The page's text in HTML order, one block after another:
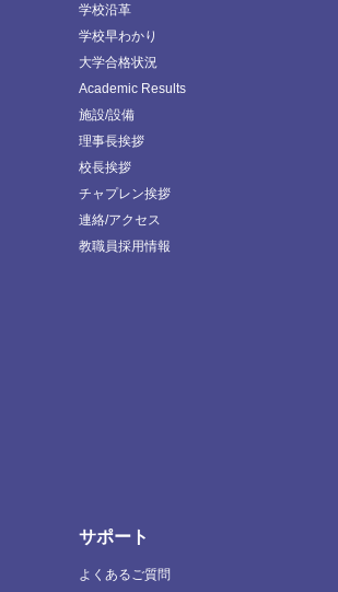
学校沿革
学校早わかり
大学合格状況
Academic Results
施設/設備
理事長挨拶
校長挨拶
チャプレン挨拶
連絡/アクセス
教職員採用情報
サポート
よくあるご質問